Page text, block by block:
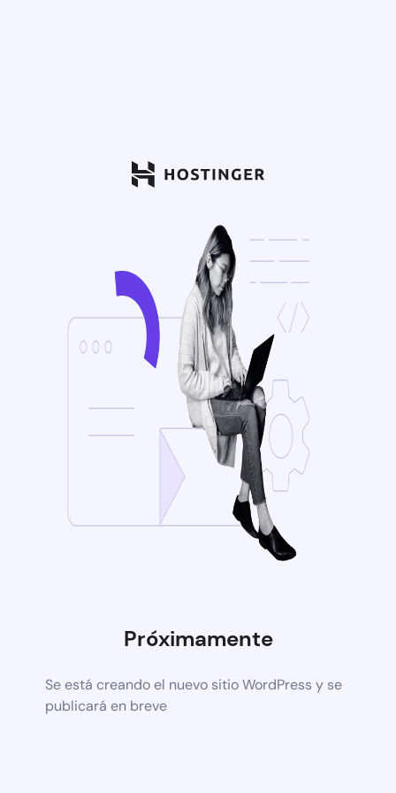
Próximamente
Se está creando el nuevo sitio WordPress y se
publicará en breve